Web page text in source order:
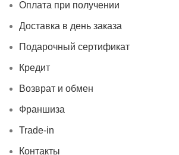
Оплата при получении
Доставка в день заказа
Подарочный сертификат
Кредит
Возврат и обмен
Франшиза
Trade-in
Контакты